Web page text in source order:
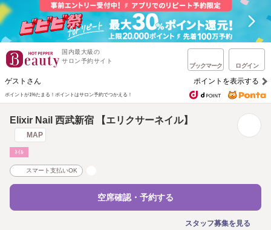
国内最大級の
サロン予約サイト
ブックマーク ログイン
ゲストさん ポイントを表示する
ポイントが1%たまる！ ポイントはサロン予約でつかえる！
Elixir Nail 西武新宿 【エリクサーネイル】
MAP
ﾈｲﾙ
スマート支払いOK
空席確認・予約する
スタッフ募集を見る